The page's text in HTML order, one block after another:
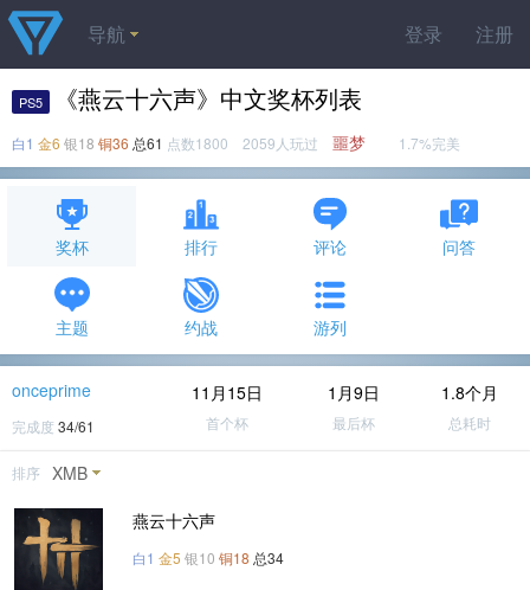
登录 注册
导航
PS5 《燕云十六声》中文奖杯列表
白1 金6 银18 铜36 总61 点数1800 2059人玩过 噩梦 1.7%完美
奖杯 排行 评论 问答
主题 约战 游列
onceprime
完成度 34/61
11月15日
首个杯
1月9日
最后杯
1.8个月
总耗时
排序 XMB
燕云十六声
白1 金5 银10 铜18 总34